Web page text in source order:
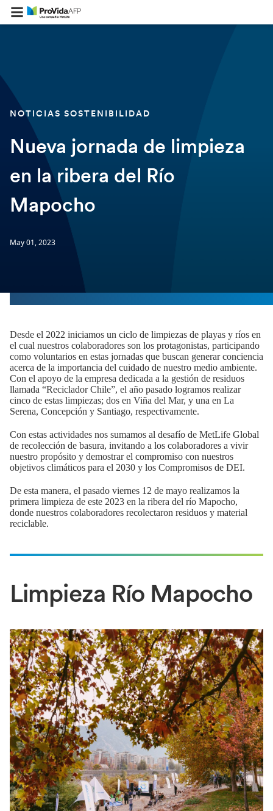
NOTICIAS SOSTENIBILIDAD
Nueva jornada de limpieza
en la ribera del Río
Mapocho
May 01, 2023
Desde el 2022 iniciamos un ciclo de limpiezas de playas y ríos en
el cual nuestros colaboradores son los protagonistas, participando
como voluntarios en estas jornadas que buscan generar conciencia
acerca de la importancia del cuidado de nuestro medio ambiente.
Con el apoyo de la empresa dedicada a la gestión de residuos
llamada “Reciclador Chile”, el año pasado logramos realizar
cinco de estas limpiezas; dos en Viña del Mar, y una en La
Serena, Concepción y Santiago, respectivamente.
Con estas actividades nos sumamos al desafío de MetLife Global
de recolección de basura, invitando a los colaboradores a vivir
nuestro propósito y demostrar el compromiso con nuestros
objetivos climáticos para el 2030 y los Compromisos de DEI.
De esta manera, el pasado viernes 12 de mayo realizamos la
primera limpieza de este 2023 en la ribera del río Mapocho,
donde nuestros colaboradores recolectaron residuos y material
reciclable.
Limpieza Río Mapocho